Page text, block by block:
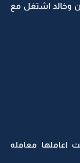
وخالد اشتغل مع
اعاملها معامله